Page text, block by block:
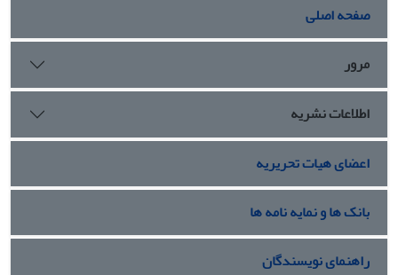
صفحه اصلی
مرور
اطلاعات نشریه
اعضای هیات تحریریه
بانک ها و نمایه نامه ها
راهنمای نویسندگان